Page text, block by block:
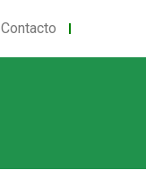
Contacto